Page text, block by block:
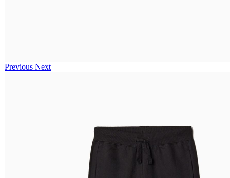
Previous Next